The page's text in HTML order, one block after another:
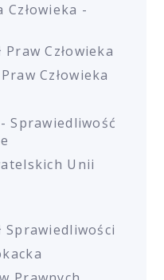
Człowieka -
Człowieka
Człowieka
Sprawiedliwość
Unii
Sprawiedliwości